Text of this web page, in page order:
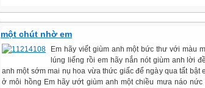
một chút nhờ em
Em hãy viết giùm anh một bức thư với màu
lúng liếng rồi em hãy nắn nót giùm anh lời
anh một sớm mai nụ hoa vừa thức giấc để ngày qua tất bật
ở môi hồng Em hãy ướt giùm anh một chiều mưa náo